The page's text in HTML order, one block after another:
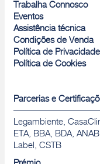
Trabalha Connosco
Eventos
Assistência técnica
Condições de Venda
Política de Privacidade
Política de Cookies
Parcerias e
Legambiente,
ETA, BBA, BDA,
Label, CSTB